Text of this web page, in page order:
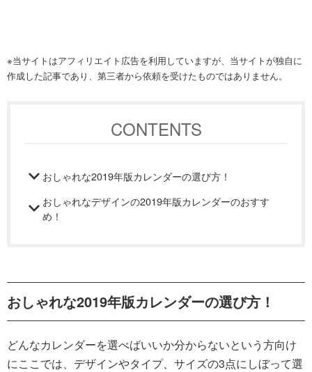
※当サイトはアフィリエイト広告を利用していますが、当サイトが独自に
作成した記事であり、第三者から依頼を受けたものではありません。
CONTENTS
おしゃれな2019年版カレンダーの選び方！
おしゃれなデザインの2019年版カレンダーのおすす
め！
おしゃれな2019年版カレンダーの選び方！
どんなカレンダーを選べばいいか分からないという方向け
にここでは、デザインやタイプ、サイズの3点にしぼって選